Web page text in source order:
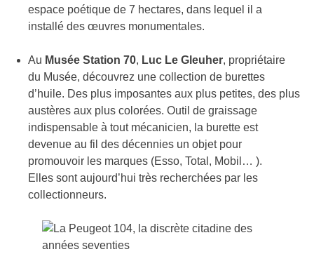
espace poétique de 7 hectares, dans lequel il a
installé des œuvres monumentales.
Au Musée Station 70, Luc Le Gleuher, propriétaire
du Musée, découvrez une collection de burettes
d’huile. Des plus imposantes aux plus petites, des plus
austères aux plus colorées. Outil de graissage
indispensable à tout mécanicien, la burette est
devenue au fil des décennies un objet pour
promouvoir les marques (Esso, Total, Mobil… ).
Elles sont aujourd’hui très recherchées par les
collectionneurs.